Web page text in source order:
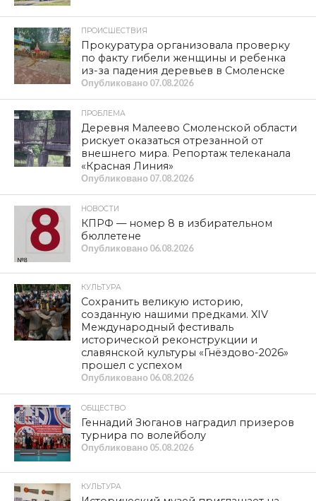
ПРОИСШЕСТВИЯ
Прокуратура организовала проверку
по факту гибели женщины и ребенка
из-за падения деревьев в Смоленске
Опубликовано 07.08.2026
ПРОБЛЕМА
Деревня Малеево Смоленской области
рискует оказаться отрезанной от
внешнего мира. Репортаж телеканала
«Красная Линия»
Опубликовано 07.08.2026
НОВОСТИ
КПРФ — номер 8 в избирательном
бюллетене
Опубликовано 06.08.2026
КУЛЬТУРА
Сохранить великую историю,
созданную нашими предками. XIV
Международный фестиваль
исторической реконструкции и
славянской культуры «Гнёздово-2026»
прошел с успехом
Опубликовано 06.08.2026
ОБЩЕСТВО
Геннадий Зюганов наградил призеров
турнира по волейболу
Опубликовано 05.08.2026
КУЛЬТУРА